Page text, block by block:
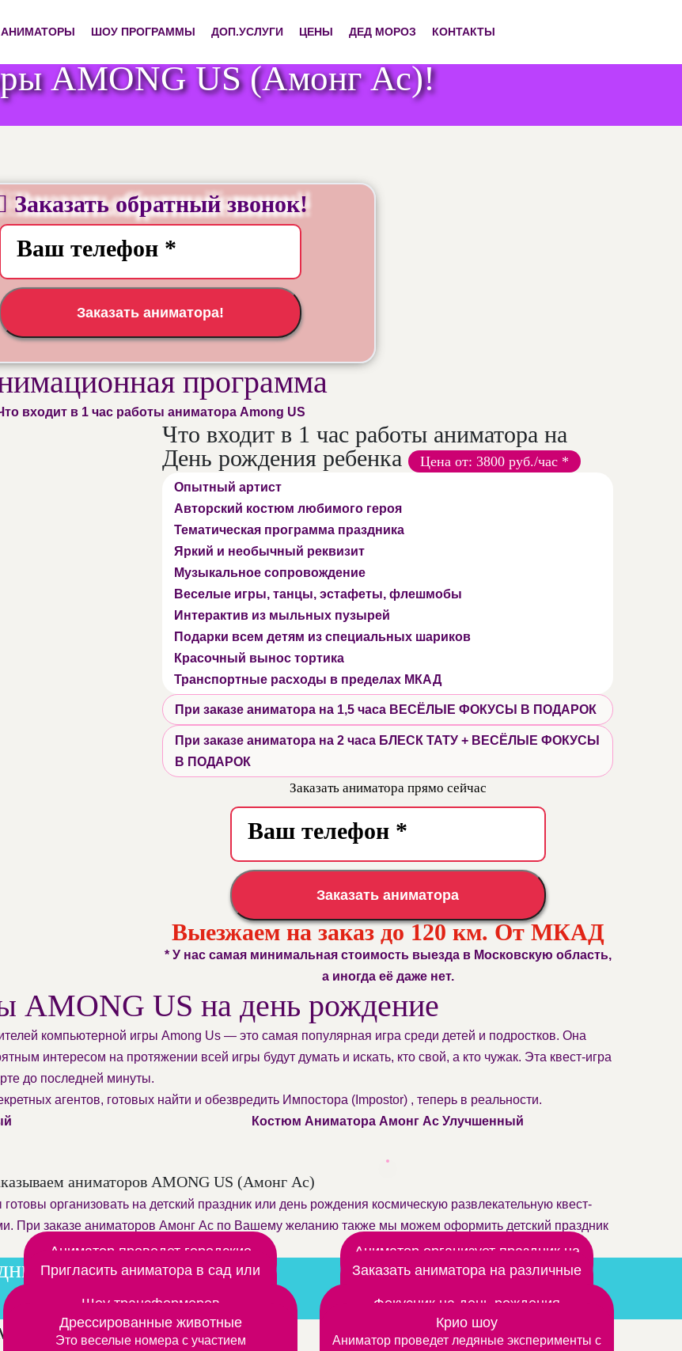
АНИМАТОРЫ ШОУ ПРОГРАММЫ ДОП.УСЛУГИ ЦЕНЫ ДЕД МОРОЗ КОНТАКТЫ
AMONG US (Амонг Ас)!
Заказать обратный звонок!
Заказать аниматора!
программа
входит в 1 час работы аниматора Among US
Что входит в 1 час работы аниматора на
День рождения ребенка
Цена от: 3800 руб./час *
Опытный артист
Авторский костюм любимого героя
Тематическая программа праздника
Яркий и необычный реквизит
Музыкальное сопровождение
Веселые игры, танцы, эстафеты, флешмобы
Интерактив из мыльных пузырей
Подарки всем детям из специальных шариков
Красочный вынос тортика
Транспортные расходы в пределах МКАД
При заказе аниматора на 1,5 часа ВЕСЁЛЫЕ ФОКУСЫ В ПОДАРОК
При заказе аниматора на 2 часа БЛЕСК ТАТУ + ВЕСЁЛЫЕ ФОКУСЫ
В ПОДАРОК
Заказать аниматора прямо сейчас
Заказать аниматора
Выезжаем на заказ до 120 км. От МКАД
* У нас самая минимальная стоимость выезда в Московскую область,
а иногда её даже нет.
AMONG US на день рождение
компьютерной игры Among Us — это самая популярная игра среди детей и подростков. Она
интересом на протяжении всей игры будут думать и искать, кто свой, а кто чужак. Эта квест-игра
до последней минуты.
агентов, готовых найти и обезвредить Импостора (Impostor) , теперь в реальности.
Костюм Аниматора Амонг Ас Улучшенный
аниматоров AMONG US (Амонг Ас)
организовать на детский праздник или день рождения космическую развлекательную квест-
При заказе аниматоров Амонг Ас по Вашему желанию также мы можем оформить детский праздник
Аниматор проведет городские
мероприятия
Аниматор организует праздник на
природе
Пригласить аниматора в сад или
Заказать аниматора на различные
на день рождения
Шоу трансформеров
Шоу роботов трансформеров постреляем из
дымовой светящейся пушки
Фокусник на день рождения
Шоу фокусов любят даже взрослые, а дети –
тем более
Дрессированные животные
Это веселые номера с участием
Крио шоу
Аниматор проведет ледяные эксперименты с